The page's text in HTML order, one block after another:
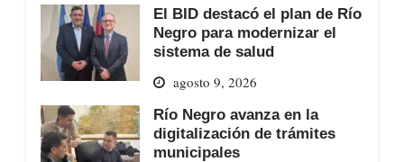
El BID destacó el plan de Río
Negro para modernizar el
sistema de salud
agosto 9, 2026
Río Negro avanza en la
digitalización de trámites
municipales